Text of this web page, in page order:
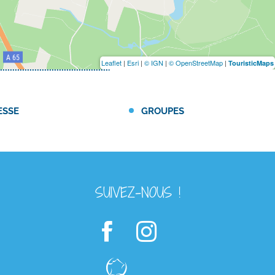
Leaflet | Esri | © IGN | © OpenStreetMap | TouristicMaps
GROUPES
SUIVEZ-NOUS !